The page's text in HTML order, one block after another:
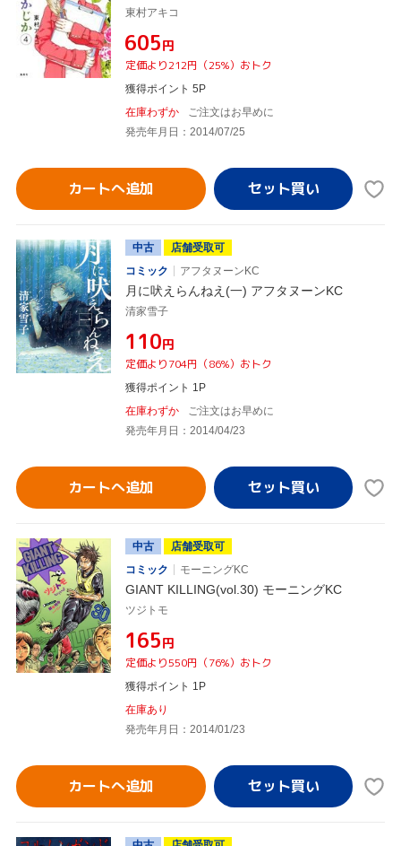
東村アキコ
¥605円
定価より212円（25%）おトク
獲得ポイント 5P
在庫わずか
ご注文はお早めに
発売年月日：2014/07/25
カートへ追加
中古
店舗受取可
コミック
アフタヌーンKC
月に吠えらんねえ(一) アフタヌーンKC
清家雪子
¥110円
定価より704円（86%）おトク
獲得ポイント 1P
在庫わずか
ご注文はお早めに
発売年月日：2014/04/23
カートへ追加
中古
店舗受取可
コミック
モーニングKC
GIANT KILLING(vol.30) モーニングKC
ツジトモ
¥165円
定価より550円（76%）おトク
獲得ポイント 1P
在庫あり
発売年月日：2014/01/23
カートへ追加